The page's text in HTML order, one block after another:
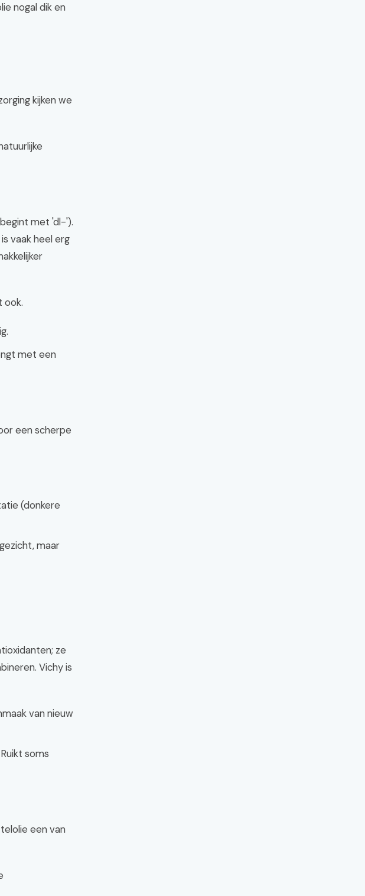
nogal dik en
kijken we
met 'dl-').
vaak heel erg
ook.
met een
een scherpe
(donkere
maar
ze
Vichy is
van nieuw
soms
een van